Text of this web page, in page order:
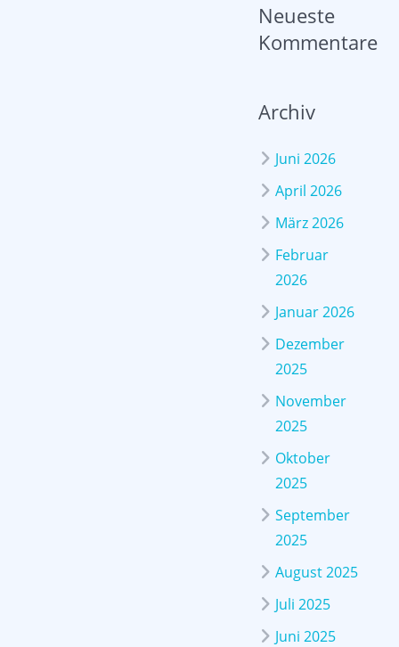
Neueste
Kommentare
Archiv
Juni 2026
April 2026
März 2026
Februar
2026
Januar 2026
Dezember
2025
November
2025
Oktober
2025
September
2025
August 2025
Juli 2025
Juni 2025